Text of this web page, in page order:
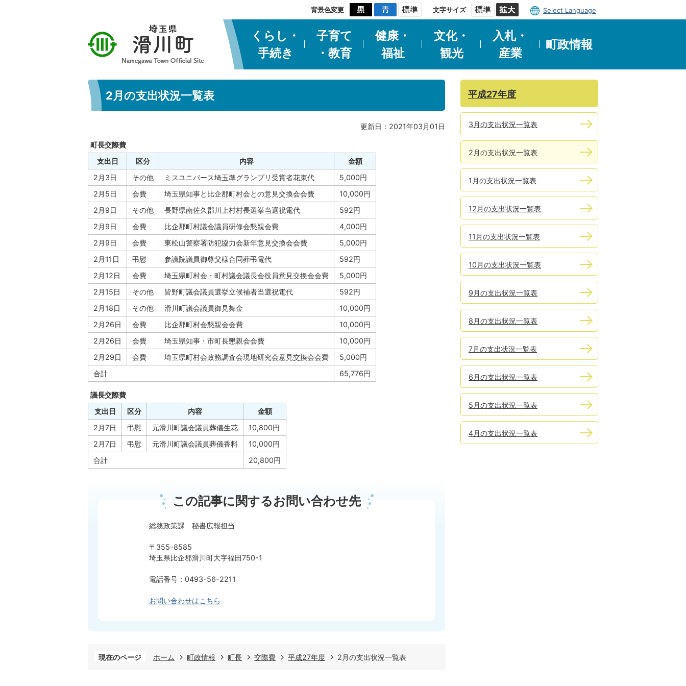
背景色変更 文字サイズ Select Language
くらし・
手続き
子育て
・教育
健康・
福祉
文化・
観光
入札・
産業
町政情報
2月の支出状況一覧表
更新日：2021年03月01日
町長交際費
支出日
区分 内容
金額
2月3日
その他 ミスユニバース埼玉準グランプリ受賞者花束代
5,000円
2月5日
会費 埼玉県知事と比企郡町村会との意見交換会会費
10,000円
2月9日
その他 長野県南佐久郡川上村村長選挙当選祝電代
592円
2月9日
会費 比企郡町村議会議員研修会懇親会費
4,000円
2月9日
会費 東松山警察署防犯協力会新年意見交換会会費
5,000円
2月11日
弔慰 参議院議員御尊父様合同葬弔電代
592円
2月12日
会費 埼玉県町村会・町村議会議長会役員意見交換会会費
5,000円
2月15日
その他 皆野町議会議員選挙立候補者当選祝電代
592円
2月18日
その他 滑川町議会議員御見舞金
10,000円
2月26日
会費 比企郡町村会懇親会会費
10,000円
2月26日
会費 埼玉県知事・市町長懇親会会費
10,000円
2月29日
会費 埼玉県町村会政務調査会現地研究会意見交換会会費
5,000円
合計
65,776円
議長交際費
支出日
区分 内容
金額
2月7日
弔慰 元滑川町議会議員葬儀生花
10,800円
2月7日
弔慰 元滑川町議会議員葬儀香料
10,000円
合計
20,800円
この記事に関するお問い合わせ先
総務政策課 秘書広報担当
〒355-8585
埼玉県比企郡滑川町大字福田750-1
電話番号：0493-56-2211
お問い合わせはこちら
現在のページ ホーム 町政情報 町長 交際費 平成27年度 2月の支出状況一覧表
平成27年度
3月の支出状況一覧表
2月の支出状況一覧表
1月の支出状況一覧表
12月の支出状況一覧表
11月の支出状況一覧表
10月の支出状況一覧表
9月の支出状況一覧表
8月の支出状況一覧表
7月の支出状況一覧表
6月の支出状況一覧表
5月の支出状況一覧表
4月の支出状況一覧表